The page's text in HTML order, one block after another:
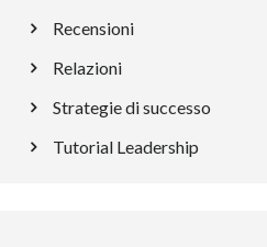
Recensioni
Relazioni
Strategie di successo
Tutorial Leadership